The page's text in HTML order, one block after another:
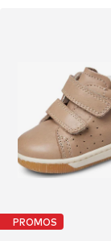
PROMOS